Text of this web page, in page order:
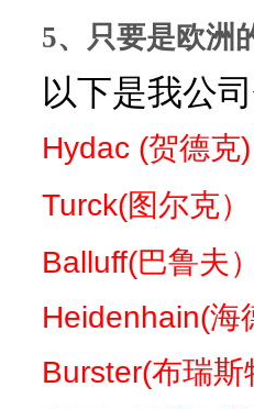
5、只要是欧洲
以下是我公
Hydac (贺德克
Turck(图尔克）
Balluff(巴鲁夫
Heidenhain(海
Burster(布瑞斯